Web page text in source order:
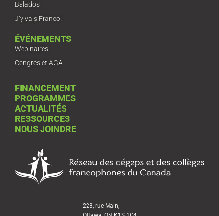
223, rue Main,
Balados
J’y vais Franco!
ÉVÉNEMENTS
Webinaires
Congrès et AGA
FINANCEMENT
PROGRAMMES
ACTUALITÉS
RESSOURCES
NOUS JOINDRE